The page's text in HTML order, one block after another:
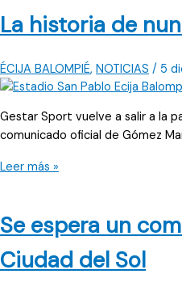
ya
entrenador
La historia de
ÉCIJA BALOMPIÉ, NOTICIAS / 5
Gestar Sport vuelve a salir a la
comunicado oficial de Gómez
La
nunca
Leer más »
Se espera un
Ciudad del Sol